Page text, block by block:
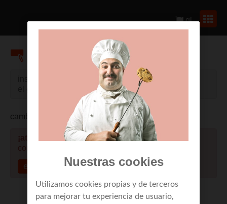
gl
cambia tarifa móbilR
instala la app de R para tu dispositivo android en
cambia la tarifa actual de tu móbilR
es necesario que te identifiques para
entrar Nuestras cookies
Utilizamos cookies propias y de terceros
para mejorar tu experiencia de usuario,